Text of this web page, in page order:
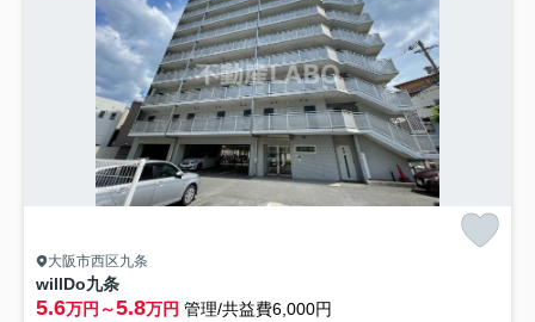
大阪市西区九条
willDo九条
5.6万円～5.8万円 管理/共益費6,000円